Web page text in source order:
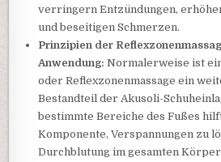
verringern Entzündungen,
und beseitigen Schmerzen.
Prinzipien der
Anwendung: Normalerweise ist
oder Reflexzonenmassage ein
Bestandteil der Akusoli-
bestimmte Bereiche des Fußes
Komponente, Verspannungen zu
Durchblutung im gesamten